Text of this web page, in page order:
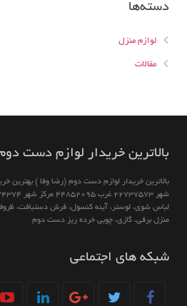
دسته‌ها
لوازم منزل
مقالات
بالاترين خريدار لوازم دست
بالاترين خريدار لوازم دست دوم (رضا وفا ) بهترین
لباس شوى، لوستر، آينه كنسول، فرش دستبافت، ظروف
منزل برقى، گازى، چوبى خرده ريز دست دوم
شبکه های اجتماعی